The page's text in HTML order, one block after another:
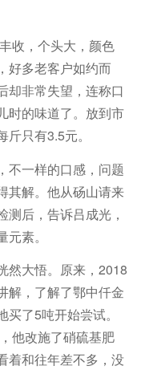
收，个头大，颜色
好多老客户如约而
却非常失望，连称口
时的味道了。放到市
只有3.5元。
不一样的口感，问题
其解。他从砀山请来
后，告诉吕成光，
素。
然大悟。原来，2018
解，了解了鄂中仟金
了5吨开始尝试。
他改施了硝硫基肥
着和往年差不多，没